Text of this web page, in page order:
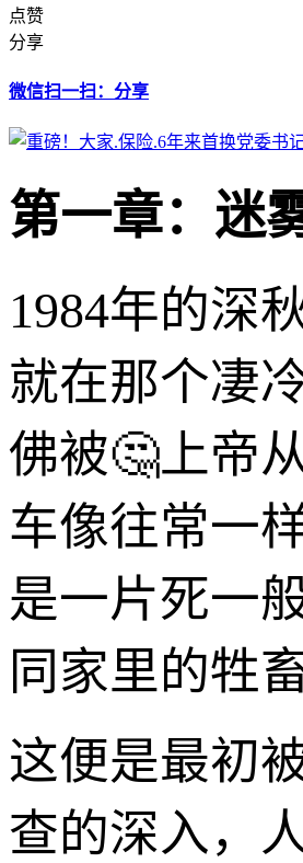
点赞
分享
微信扫一扫：分享
第一章：迷
1984年的深
就在那个凄
佛被🤔上帝
车像往常一
是一片死一
同家里的牲
这便是最初
查的深入，